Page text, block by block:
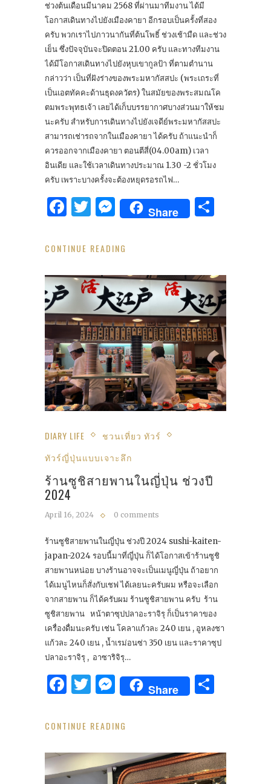
ช่วงต้นเดือนมีนาคม 2568 ที่ผ่านมาทีมงาน ได้มี
โอกาสเดินทางไปยังเมืองคายา อีกรอบเป็นครั้งที่สอง
ครับ พวกเราไปภาวนากันที่ต้นโพธิ์ ช่วงเช้ามืด และช่วง
เย็น ซึ่งปัจจุบันจะปิดตอน 21.00 ครับ และทางทีมงาน
ได้มีโอกาสเดินทางไปยังหุบเขากูลป้า ที่ตามตำนาน
กล่าวว่า เป็นที่ฝังร่างของพระมหากัสสปะ (พระเถระที่
เป็นเอตทัคคะด้านธุดงควัตร) ในสมัยของพระสมณโค
ตมพระพุทธเจ้า เลยได้เก็บบรรยากาศบางส่วนมาให้ชม
นะครับ สำหรับการเดินทางไปยังเจดีย์พระมหากัสสปะ
สามารถเช่ารถจากในเมืองคายา ได้ครับ ถ้าแนะนำก็
ควรออกจากเมืองคายา ตอนตีสี่(04.00am) เวลา
อินเดีย และใช้เวลาเดินทางประมาณ 1.30 -2 ชั่วโมง
ครับ เพราะบางครั้งจะต้องหยุดรอรถไฟ…
Facebook
Twitter
Messenger
Share
CONTINUE READING
DIARY LIFE
ชวนเที่ยว ทัวร์
ทัวร์ญี่ปุ่นแบบเจาะลึก
ร้านซูชิสายพานในญี่ปุ่น ช่วงปี
2024
April 16, 2024 0 comments
ร้านซูชิสายพานในญี่ปุ่น ช่วงปี 2024 sushi-kaiten-
japan-2024 รอบนี้มาที่ญี่ปุ่น ก็ได้โอกาสเข้าร้านซูชิ
สายพานหน่อย บางร้านอาจจะเป็นเมนูญี่ปุ่น ถ้าอยาก
ได้เมนูไหนก็สั่งกับเชฟ ได้เลยนะครับผม หรือจะเลือก
จากสายพาน ก็ได้ครับผม ร้านซูชิสายพาน ครับ ร้าน
ซูชิสายพาน หน้าตาซุปปลาอะราจิรุ ก็เป็นราคาของ
เครื่องดื่มนะครับ เช่น โคลาแก้วละ 240 เยน , อูหลงชา
แก้วละ 240 เยน , น้ำเรม่อนซ่า 350 เยน และราคาซุป
ปลาอะราจิรุ , อาซาริจิรุ…
Facebook
Twitter
Messenger
Share
CONTINUE READING